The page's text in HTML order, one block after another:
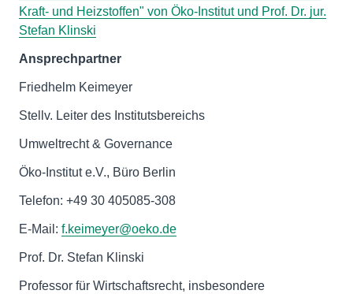
Kraft- und Heizstoffen" von Öko-Institut und Prof. Dr. jur.
Stefan Klinski
Ansprechpartner
Friedhelm Keimeyer
Stellv. Leiter des Institutsbereichs
Umweltrecht & Governance
Öko-Institut e.V., Büro Berlin
Telefon: +49 30 405085-308
E-Mail: f.keimeyer@oeko.de
Prof. Dr. Stefan Klinski
Professor für Wirtschaftsrecht, insbesondere